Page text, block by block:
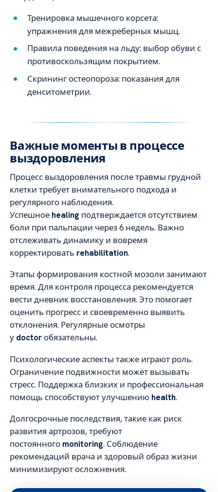
Тренировка мышечного корсета:
упражнения для межреберных мышц.
Правила поведения на льду: выбор обуви с
противоскользящим покрытием.
Скрининг остеопороза: показания для
денситометрии.
Важные моменты в процессе
выздоровления
Процесс выздоровления после травмы грудной
клетки требует внимательного подхода и
регулярного наблюдения.
Успешное healing подтверждается отсутствием
боли при пальпации через 6 недель. Важно
отслеживать динамику и вовремя
корректировать rehabilitation.
Этапы формирования костной мозоли занимают
время. Для контроля процесса рекомендуется
вести дневник восстановления. Это помогает
оценить прогресс и своевременно выявить
отклонения. Регулярные осмотры
у doctor обязательны.
Психологические аспекты также играют роль.
Ограничение подвижности может вызывать
стресс. Поддержка близких и профессиональная
помощь способствуют улучшению health.
Долгосрочные последствия, такие как риск
развития артрозов, требуют
постоянного monitoring. Соблюдение
рекомендаций врача и здоровый образ жизни
минимизируют осложнения.